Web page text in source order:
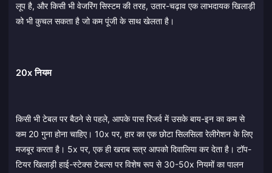
लूप है, और किसी भी वेजरिंग सिस्टम की तरह, उतार-चढ़ाव एक लाभदायक खिलाड़ी
को भी कुचल सकता है जो कम पूंजी के साथ खेलता है।
20x नियम
किसी भी टेबल पर बैठने से पहले, आपके पास रिजर्व में उसके बाय-इन का कम से
कम 20 गुना होना चाहिए। 10x पर, हार का एक छोटा सिलसिला रेलीगेशन के लिए
मजबूर करता है। 5x पर, एक ही खराब सत्र आपको दिवालिया कर देता है। टॉप-
टियर खिलाड़ी हाई-स्टेक्स टेबल्स पर विशेष रूप से 30-50x नियमों का पालन